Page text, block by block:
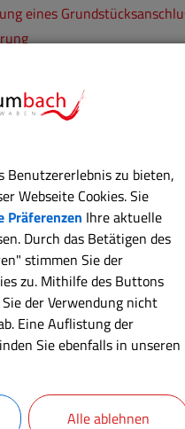
eines
Benutzererlebnis zu bieten,
Webseite Cookies. Sie
Präferenzen Ihre aktuelle
Durch das Betätigen des
stimmen Sie der
zu. Mithilfe des Buttons
der Verwendung nicht
Eine Auflistung der
Sie ebenfalls in unseren
Alle ablehnen